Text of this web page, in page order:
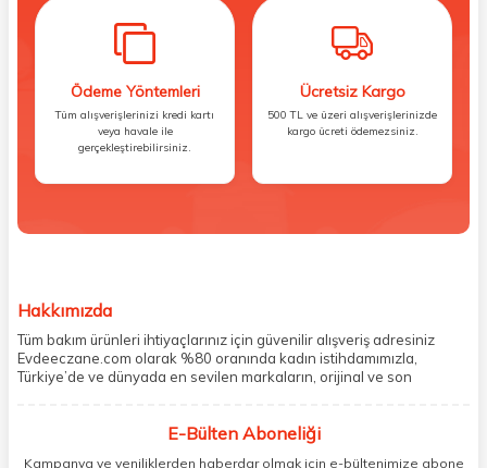
Ödeme Yöntemleri
Tüm alışverişlerinizi kredi kartı
veya havale ile
gerçekleştirebilirsiniz.
Ücretsiz Kargo
500 TL ve üzeri alışverişlerinizde
kargo ücreti ödemezsiniz.
Hakkımızda
Tüm bakım ürünleri ihtiyaçlarınız için güvenilir alışveriş adresiniz
Evdeeczane.com olarak %80 oranında kadın istihdamımızla,
Türkiye’de ve dünyada en sevilen markaların, orijinal ve son
paketliyoruz. Herhangi bir durumdan dolayı olumsuz olarak geri
E-Bülten Aboneliği
Kampanya ve yeniliklerden haberdar olmak için e-bültenimize abone